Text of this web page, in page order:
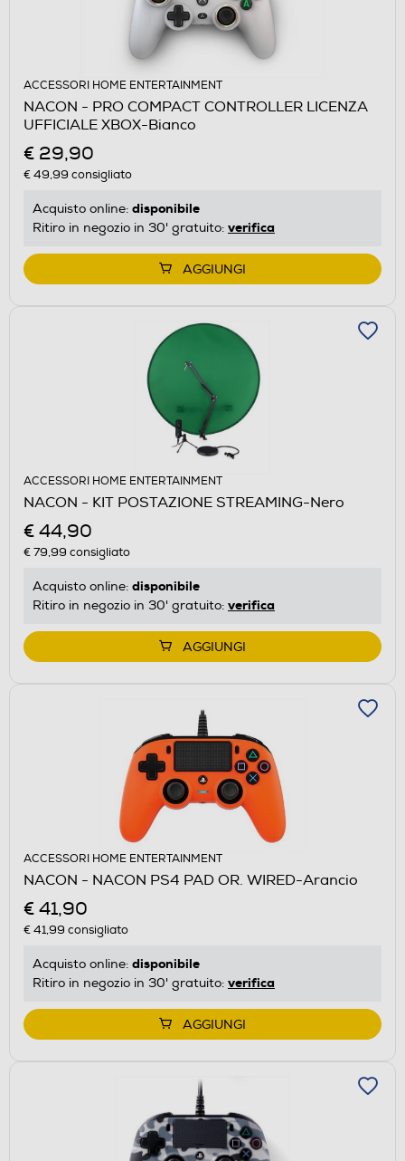
ACCESSORI HOME ENTERTAINMENT
NACON - PRO COMPACT CONTROLLER LICENZA
UFFICIALE XBOX-Bianco
€ 29,90
€ 49,99 consigliato
Acquisto online: disponibile
Ritiro in negozio in 30' gratuito: verifica
AGGIUNGI
ACCESSORI HOME ENTERTAINMENT
NACON - KIT POSTAZIONE STREAMING-Nero
€ 44,90
€ 79,99 consigliato
Acquisto online: disponibile
Ritiro in negozio in 30' gratuito: verifica
AGGIUNGI
ACCESSORI HOME ENTERTAINMENT
NACON - NACON PS4 PAD OR. WIRED-Arancio
€ 41,90
€ 41,99 consigliato
Acquisto online: disponibile
Ritiro in negozio in 30' gratuito: verifica
AGGIUNGI